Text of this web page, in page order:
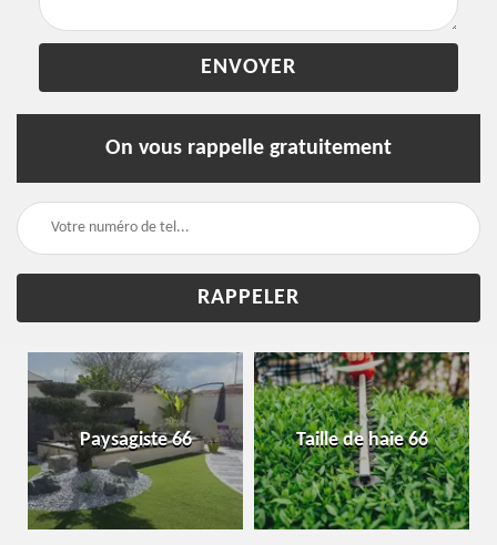
On vous rappelle gratuitement
Paysagiste 66 Taille de haie 66